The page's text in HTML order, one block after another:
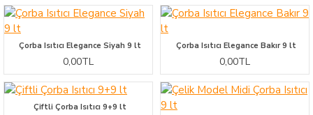
Çorba Isıtıcı Elegance Siyah 9 lt
0,00TL
Çorba Isıtıcı Elegance Bakır 9 lt
0,00TL
Çiftli Çorba Isıtıcı 9+9 lt